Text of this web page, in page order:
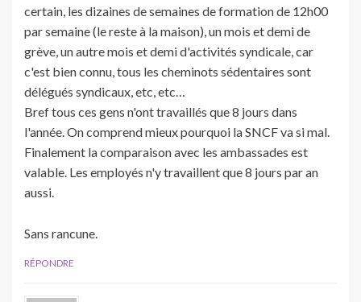
certain, les dizaines de semaines de formation de 12h00
par semaine (le reste à la maison), un mois et demi de
grève, un autre mois et demi d'activités syndicale, car
c'est bien connu, tous les cheminots sédentaires sont
délégués syndicaux, etc, etc…
Bref tous ces gens n'ont travaillés que 8 jours dans
l'année. On comprend mieux pourquoi la SNCF va si mal.
Finalement la comparaison avec les ambassades est
valable. Les employés n'y travaillent que 8 jours par an
aussi.
Sans rancune.
RÉPONDRE